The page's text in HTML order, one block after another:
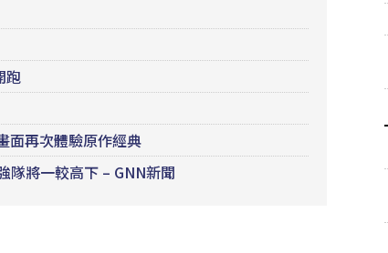
跑
面再次體驗原作經典
隊將一較高下 – GNN新聞